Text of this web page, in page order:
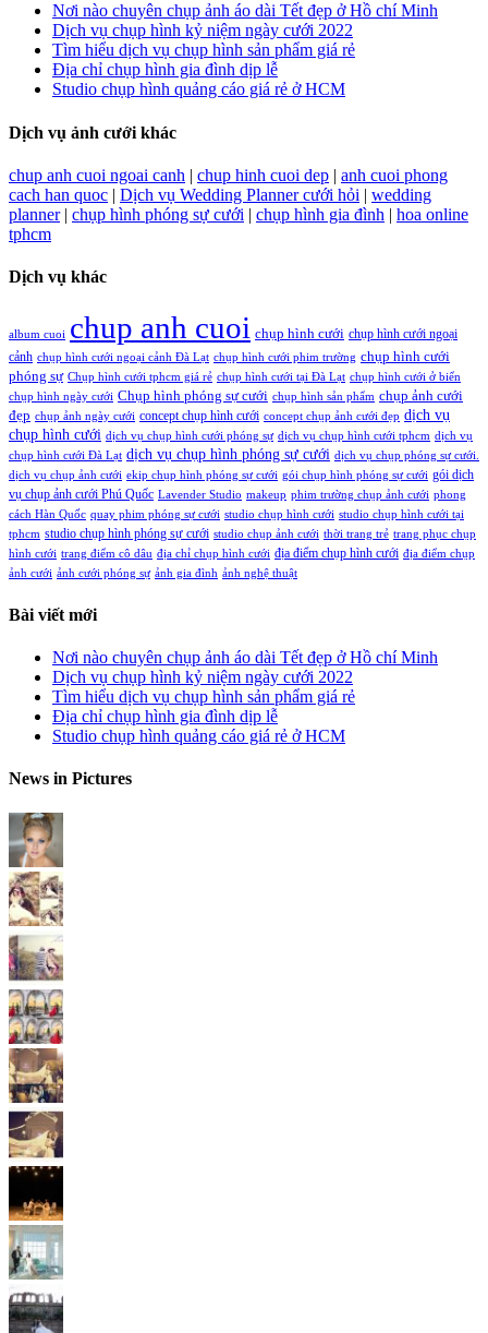
Nơi nào chuyên chụp ảnh áo dài Tết đẹp ở Hồ chí Minh
Dịch vụ chụp hình kỷ niệm ngày cưới 2022
Tìm hiểu dịch vụ chụp hình sản phẩm giá rẻ
Địa chỉ chụp hình gia đình dịp lễ
Studio chụp hình quảng cáo giá rẻ ở HCM
Dịch vụ ảnh cưới khác
chup anh cuoi ngoai canh | chup hinh cuoi dep | anh cuoi phong
cach han quoc | Dịch vụ Wedding Planner cưới hỏi | wedding
planner| chụp hình phóng sự cưới | chụp hình gia đình | hoa online
tphcm
Dịch vụ khác
album cuoi chup anh cuoi chụp hình cưới chụp hình cưới ngoại
cảnh chụp hình cưới ngoại cảnh Đà Lạt chụp hình cưới phim trường chụp hình cưới
phóng sự Chụp hình cưới tphcm giá rẻ chụp hình cưới tại Đà Lạt chụp hình cưới ở biển
chụp hình ngày cưới Chụp hình phóng sự cưới chụp hình sản phẩm chụp ảnh cưới
đẹp chụp ảnh ngày cưới concept chụp hình cưới concept chụp ảnh cưới đẹp dịch vụ
chụp hình cưới dịch vụ chụp hình cưới phóng sự dịch vụ chụp hình cưới tphcm dịch vụ
chụp hình cưới Đà Lạt dịch vụ chụp hình phóng sự cưới dịch vụ chụp phóng sự cưới.
dịch vụ chụp ảnh cưới ekip chụp hình phóng sự cưới gói chụp hình phóng sự cưới gói dịch
vụ chụp ảnh cưới Phú Quốc Lavender Studio makeup phim trường chụp ảnh cưới phong
cách Hàn Quốc quay phim phóng sự cưới studio chụp hình cưới studio chụp hình cưới tại
tphcm studio chụp hình phóng sự cưới studio chụp ảnh cưới thời trang trẻ trang phục chụp
hình cưới trang điểm cô dâu địa chỉ chụp hình cưới địa điểm chụp hình cưới địa điểm chụp
ảnh cưới ảnh cưới phóng sự ảnh gia đình ảnh nghệ thuật
Bài viết mới
Nơi nào chuyên chụp ảnh áo dài Tết đẹp ở Hồ chí Minh
Dịch vụ chụp hình kỷ niệm ngày cưới 2022
Tìm hiểu dịch vụ chụp hình sản phẩm giá rẻ
Địa chỉ chụp hình gia đình dịp lễ
Studio chụp hình quảng cáo giá rẻ ở HCM
News in Pictures